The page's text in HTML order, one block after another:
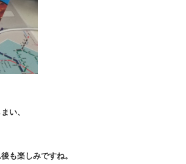
い、
も楽しみですね。